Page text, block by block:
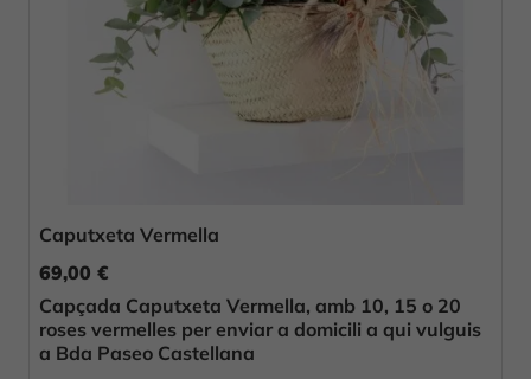
Caputxeta Vermella
69,00 €
Capçada Caputxeta Vermella, amb 10, 15 o 20
roses vermelles per enviar a domicili a qui vulguis
a Bda Paseo Castellana